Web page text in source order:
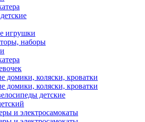
игрушки
наборы
домики, коляски, кроватки
домики, коляски, кроватки
детские
и электросамокаты